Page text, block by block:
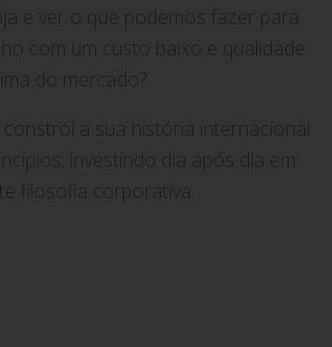
e ver o que podemos fazer para
com um custo baixo e qualidade
do mercado?
a sua história internacional
investindo dia após dia em
filosofia corporativa.